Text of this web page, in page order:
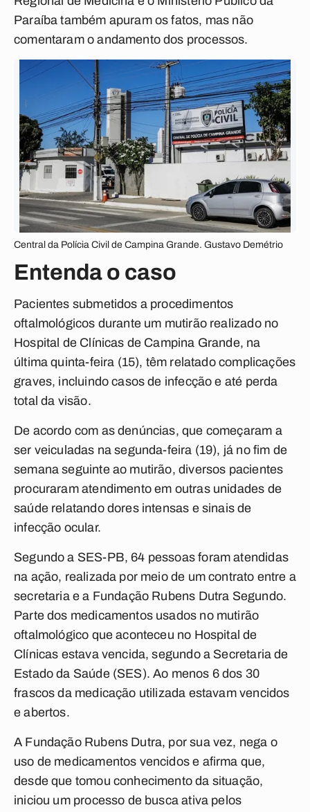
Paraíba também apuram os fatos, mas não
comentaram o andamento dos processos.
Central da Polícia Civil de Campina Grande. Gustavo Demétrio
Entenda o caso
Pacientes submetidos a procedimentos
oftalmológicos durante um mutirão realizado no
Hospital de Clínicas de Campina Grande, na
última quinta-feira (15), têm relatado complicações
graves, incluindo casos de infecção e até perda
total da visão.
De acordo com as denúncias, que começaram a
ser veiculadas na segunda-feira (19), já no fim de
semana seguinte ao mutirão, diversos pacientes
procuraram atendimento em outras unidades de
saúde relatando dores intensas e sinais de
infecção ocular.
Segundo a SES-PB, 64 pessoas foram atendidas
na ação, realizada por meio de um contrato entre a
secretaria e a Fundação Rubens Dutra Segundo.
Parte dos medicamentos usados no mutirão
oftalmológico que aconteceu no Hospital de
Clínicas estava vencida, segundo a Secretaria de
Estado da Saúde (SES). Ao menos 6 dos 30
frascos da medicação utilizada estavam vencidos
e abertos.
A Fundação Rubens Dutra, por sua vez, nega o
uso de medicamentos vencidos e afirma que,
desde que tomou conhecimento da situação,
iniciou um processo de busca ativa pelos